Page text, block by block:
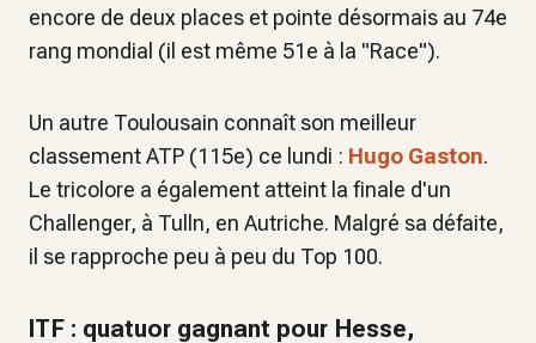
encore de deux places et pointe désormais au 74e
rang mondial (il est même 51e à la "Race").
Un autre Toulousain connaît son meilleur
classement ATP (115e) ce lundi : Hugo Gaston.
Le tricolore a également atteint la finale d'un
Challenger, à Tulln, en Autriche. Malgré sa défaite,
il se rapproche peu à peu du Top 100.
ITF : quatuor gagnant pour Hesse,